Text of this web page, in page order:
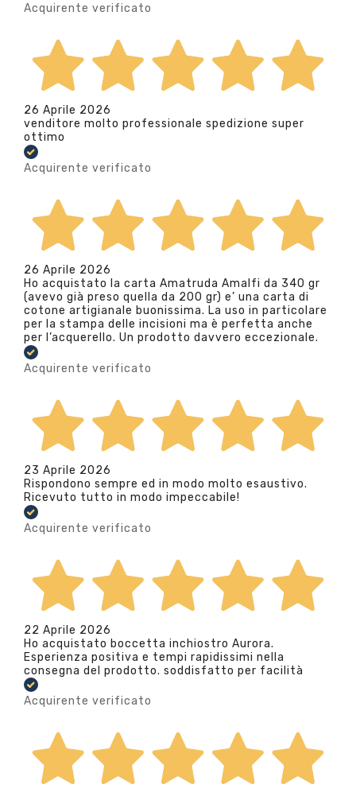
Acquirente verificato
26 Aprile 2026
venditore molto professionale spedizione super
ottimo
Acquirente verificato
26 Aprile 2026
Ho acquistato la carta Amatruda Amalfi da 340 gr
(avevo già preso quella da 200 gr) e’ una carta di
cotone artigianale buonissima. La uso in particolare
per la stampa delle incisioni ma è perfetta anche
per l’acquerello. Un prodotto davvero eccezionale.
Acquirente verificato
23 Aprile 2026
Rispondono sempre ed in modo molto esaustivo.
Ricevuto tutto in modo impeccabile!
Acquirente verificato
22 Aprile 2026
Ho acquistato boccetta inchiostro Aurora.
Esperienza positiva e tempi rapidissimi nella
consegna del prodotto. soddisfatto per facilità
Acquirente verificato